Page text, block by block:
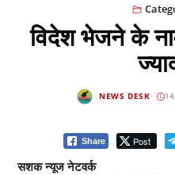
विदेश भेजने के
NEWS DESK
Share Post
सशक न्यूज नेटवर्क